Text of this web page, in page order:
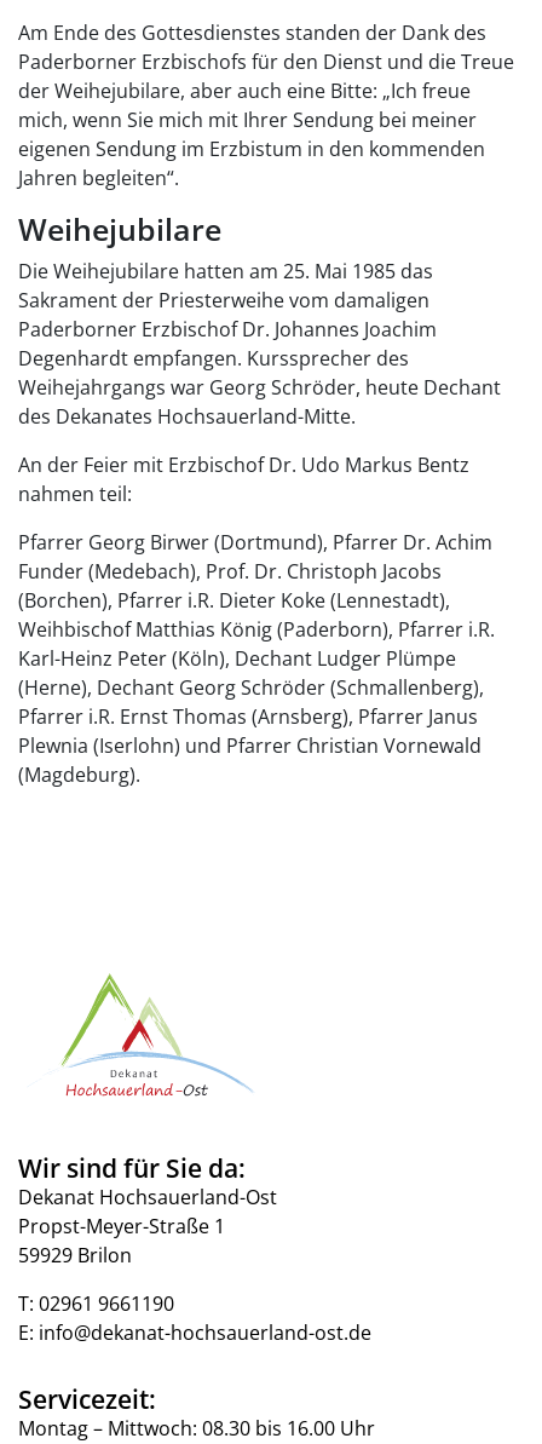
Am Ende des Gottesdienstes standen der Dank des
Paderborner Erzbischofs für den Dienst und die Treue
der Weihejubilare, aber auch eine Bitte: „Ich freue
mich, wenn Sie mich mit Ihrer Sendung bei meiner
eigenen Sendung im Erzbistum in den kommenden
Jahren begleiten“.
Weihejubilare
Die Weihejubilare hatten am 25. Mai 1985 das
Sakrament der Priesterweihe vom damaligen
Paderborner Erzbischof Dr. Johannes Joachim
Degenhardt empfangen. Kurssprecher des
Weihejahrgangs war Georg Schröder, heute Dechant
des Dekanates Hochsauerland-Mitte.
An der Feier mit Erzbischof Dr. Udo Markus Bentz
nahmen teil:
Pfarrer Georg Birwer (Dortmund), Pfarrer Dr. Achim
Funder (Medebach), Prof. Dr. Christoph Jacobs
(Borchen), Pfarrer i.R. Dieter Koke (Lennestadt),
Weihbischof Matthias König (Paderborn), Pfarrer i.R.
Karl-Heinz Peter (Köln), Dechant Ludger Plümpe
(Herne), Dechant Georg Schröder (Schmallenberg),
Pfarrer i.R. Ernst Thomas (Arnsberg), Pfarrer Janus
Plewnia (Iserlohn) und Pfarrer Christian Vornewald
(Magdeburg).
Wir sind für Sie da:
Dekanat Hochsauerland-Ost
Propst-Meyer-Straße 1
59929 Brilon
T: 02961 9661190
E: info@dekanat-hochsauerland-ost.de
Servicezeit:
Montag – Mittwoch: 08.30 bis 16.00 Uhr